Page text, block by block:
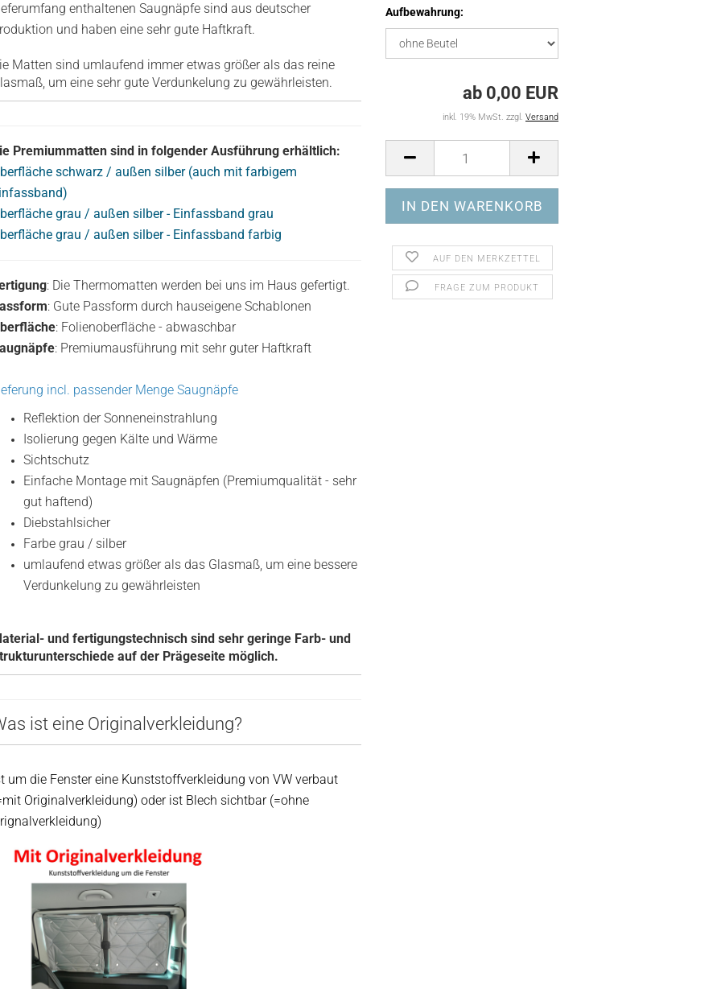
Aufbewahrung:
ab 0,00 EUR
inkl. 19% MwSt. zzgl. Versand
AUF DEN MERKZETTEL
FRAGE ZUM PRODUKT
enthaltenen Saugnäpfe sind aus deutscher
und haben eine sehr gute Haftkraft.
Matten sind umlaufend immer etwas größer als das reine
um eine sehr gute Verdunkelung zu gewährleisten.
Premiummatten sind in folgender Ausführung erhältlich:
schwarz / außen silber (auch mit farbigem
grau / außen silber - Einfassband grau
grau / außen silber - Einfassband farbig
: Die Thermomatten werden bei uns im Haus gefertigt.
: Gute Passform durch hauseigene Schablonen
: Folienoberfläche - abwaschbar
: Premiumausführung mit sehr guter Haftkraft
incl. passender Menge Saugnäpfe
Reflektion der Sonneneinstrahlung
Isolierung gegen Kälte und Wärme
Sichtschutz
Einfache Montage mit Saugnäpfen (Premiumqualität - sehr
gut haftend)
Diebstahlsicher
Farbe grau / silber
umlaufend etwas größer als das Glasmaß, um eine bessere
Verdunkelung zu gewährleisten
und fertigungstechnisch sind sehr geringe Farb- und
auf der Prägeseite möglich.
ist eine Originalverkleidung?
um die Fenster eine Kunststoffverkleidung von VW verbaut
Originalverkleidung) oder ist Blech sichtbar (=ohne